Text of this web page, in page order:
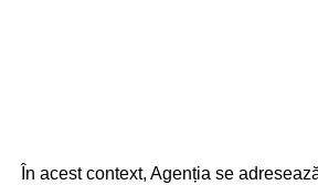
În acest context, Agenția se